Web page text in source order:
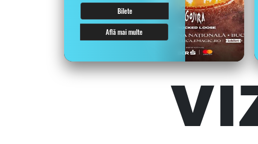
Bilete
Află mai multe